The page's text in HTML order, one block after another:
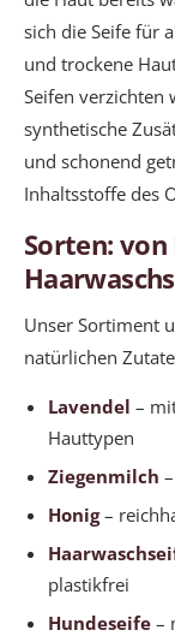
sich die Seife für
und trockene
Seifen verzichten
synthetische
und schonend
Inhaltsstoffe des
Sorten:
Unser Sortiment
natürlichen
Lavendel –
Hauttypen
Ziegenmilch
Honig–
plastikfrei
Hundeseife –